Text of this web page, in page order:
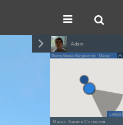
Adam
Республика Ингушетия Магас
Схема
Магас. Башня Согласия